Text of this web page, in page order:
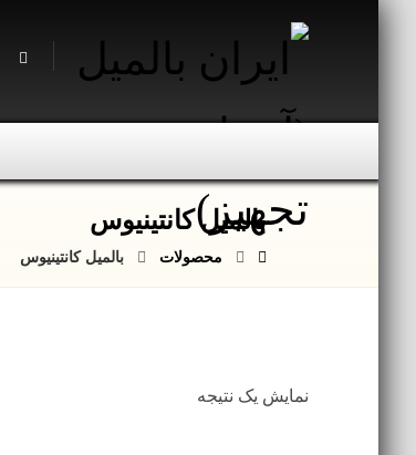
بالمیل کانتینیوس
محصولات بالمیل کانتینیوس
نمایش یک نتیجه